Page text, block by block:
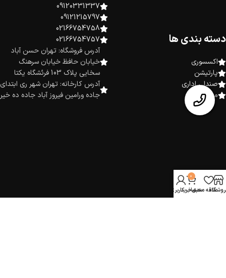
دسته بندی ها
اکسسوری
پارتیشن
صندلی اداری
میز اداری
09120331337
09121215797
02166754758
02166754757
آدرس فروشگاه: تهران حسن آباد
خیابان حافظ خیابان سرهنگ
سخایی پلاک 103 فرئشگاه یکتا
آدرس کارخانه: تهران شهر ری ابتدای
جاده ورامین فیروز آباد جاده ده خیر
علاقه مندی
0
سبد خرید
حساب کاربری من